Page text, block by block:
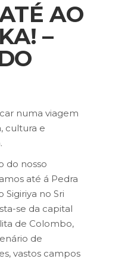
AO
–
numa viagem
cultura e
do nosso
até á Pedra
Sigiriya no Sri
se da capital
de Colombo,
de
vastos campos